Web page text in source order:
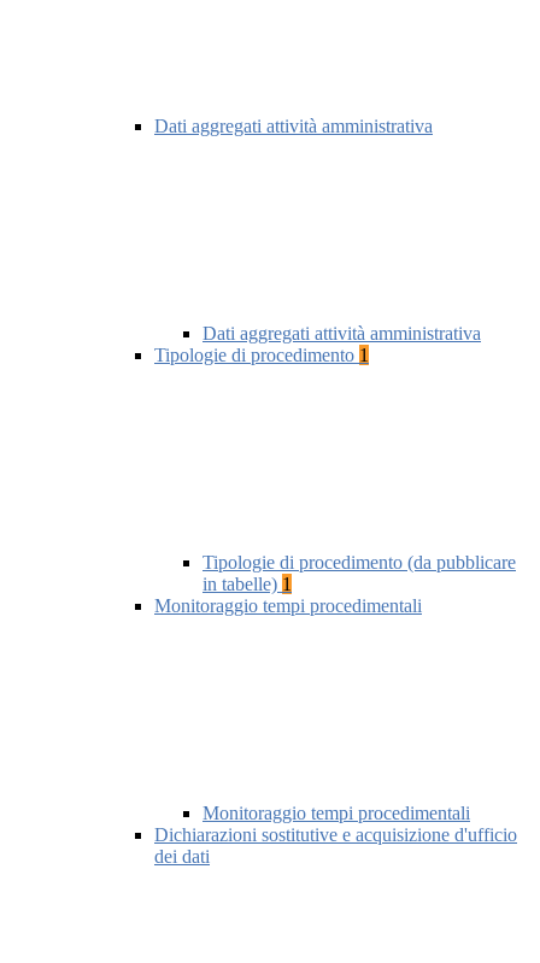
Dati aggregati attività amministrativa
Dati aggregati attività amministrativa
Tipologie di procedimento 1
Tipologie di procedimento (da pubblicare
in tabelle) 1
Monitoraggio tempi procedimentali
Monitoraggio tempi procedimentali
Dichiarazioni sostitutive e acquisizione d'ufficio
dei dati